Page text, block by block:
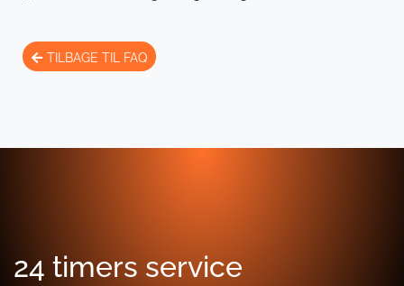
TILBAGE TIL FAQ
24 timers service